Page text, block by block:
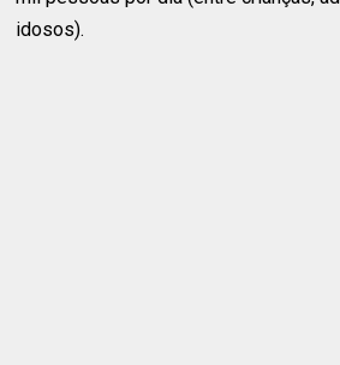
idosos).